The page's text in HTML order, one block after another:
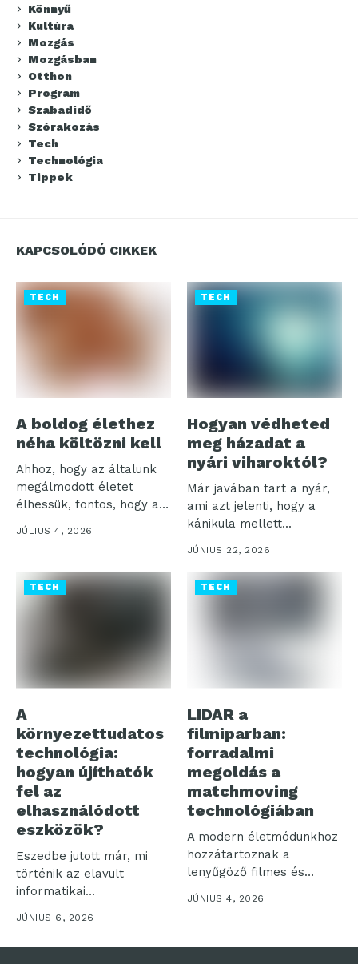
Könnyű
Kultúra
Mozgás
Mozgásban
Otthon
Program
Szabadidő
Szórakozás
Tech
Technológia
Tippek
KAPCSOLÓDÓ CIKKEK
TECH
A boldog élethez
néha költözni kell
Ahhoz, hogy az általunk
megálmodott életet
élhessük, fontos, hogy a
mindennapjainkat a...
JÚLIUS 4, 2026
TECH
Hogyan védheted
meg házadat a
nyári viharoktól?
Már javában tart a nyár,
ami azt jelenti, hogy a
kánikula mellett...
JÚNIUS 22, 2026
TECH
A
környezettudatos
technológia:
hogyan újíthatók
fel az
elhasználódott
eszközök?
Eszedbe jutott már, mi
történik az elavult
informatikai
JÚNIUS 6, 2026
TECH
LIDAR a
filmiparban:
forradalmi
megoldás a
matchmoving
technológiában
A modern életmódunkhoz
hozzátartoznak a
lenyűgöző filmes és
aminek következtében...
JÚNIUS 4, 2026